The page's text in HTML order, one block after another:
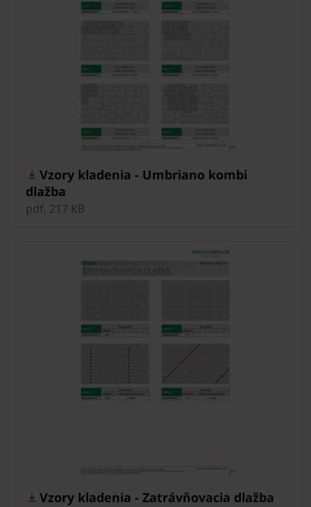
Vzory kladenia - Umbriano kombi
dlažba
pdf, 217 KB
Vzory kladenia - Zatrávňovacia dlažba